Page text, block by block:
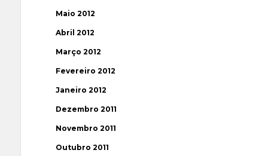
Maio 2012
Abril 2012
Março 2012
Fevereiro 2012
Janeiro 2012
Dezembro 2011
Novembro 2011
Outubro 2011